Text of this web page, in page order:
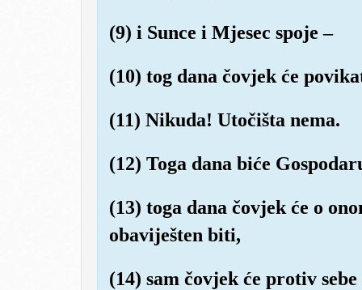
(9) i Sunce i Mjesec spoje –
(10) tog dana čovjek će
(11) Nikuda! Utočišta nema.
(12) Toga dana biće
(13) toga dana čovjek će o
obaviješten biti,
(14) sam čovjek će protiv